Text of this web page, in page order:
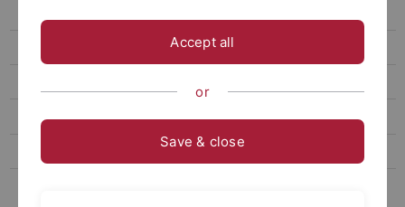
Berufliches Lehramt
Accept all
or
Save & close